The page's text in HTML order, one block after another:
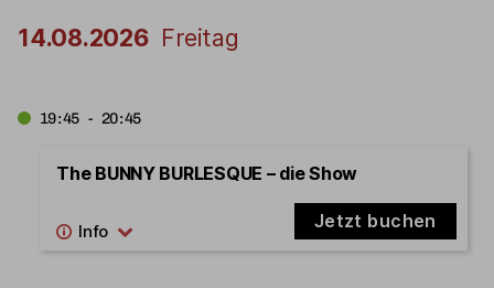
14.08.2026 Freitag
19:45 - 20:45
The BUNNY BURLESQUE – die Show
Jetzt buchen